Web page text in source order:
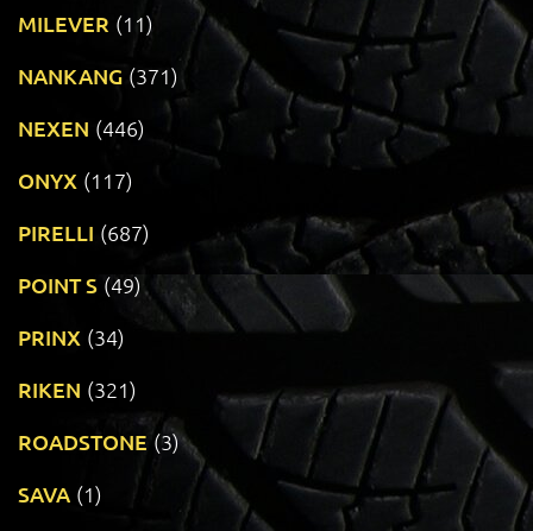
MILEVER (11)
NANKANG (371)
NEXEN (446)
ONYX (117)
PIRELLI (687)
POINT S (49)
PRINX (34)
RIKEN (321)
ROADSTONE (3)
SAVA (1)